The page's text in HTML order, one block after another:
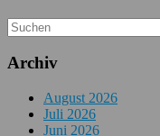
Archiv
August 2026
Juli 2026
Juni 2026